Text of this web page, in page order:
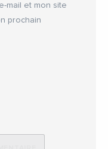
mail et mon site
prochain